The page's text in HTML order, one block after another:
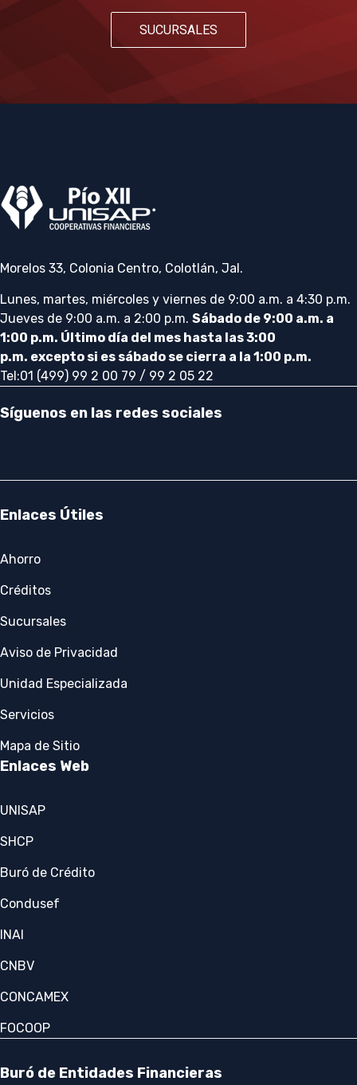
SUCURSALES
Morelos 33, Colonia Centro, Colotlán, Jal.
Lunes, martes, miércoles y viernes de 9:00 a.m. a 4:30 p.m.
Jueves de 9:00 a.m. a 2:00 p.m. Sábado de 9:00 a.m. a
1:00 p.m. Último día del mes hasta las 3:00
p.m. excepto si es sábado se cierra a la 1:00 p.m.
Tel:01 (499) 99 2 00 79 / 99 2 05 22
Síguenos en las redes sociales
Enlaces Útiles
Ahorro
Créditos
Sucursales
Aviso de Privacidad
Unidad Especializada
Servicios
Mapa de Sitio
Enlaces Web
UNISAP
SHCP
Buró de Crédito
Condusef
INAI
CNBV
CONCAMEX
FOCOOP
Buró de Entidades Financieras